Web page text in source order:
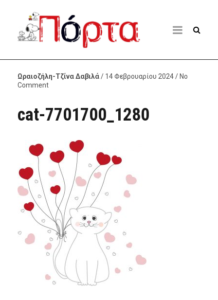
Ωραιοζήλη-Τζίνα Δαβιλά/ 14 Φεβρουαρίου 2024 / No
Comment
cat-7701700_1280